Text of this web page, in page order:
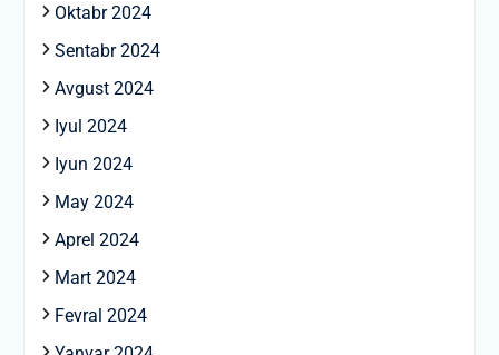
Oktabr 2024
Sentabr 2024
Avgust 2024
Iyul 2024
Iyun 2024
May 2024
Aprel 2024
Mart 2024
Fevral 2024